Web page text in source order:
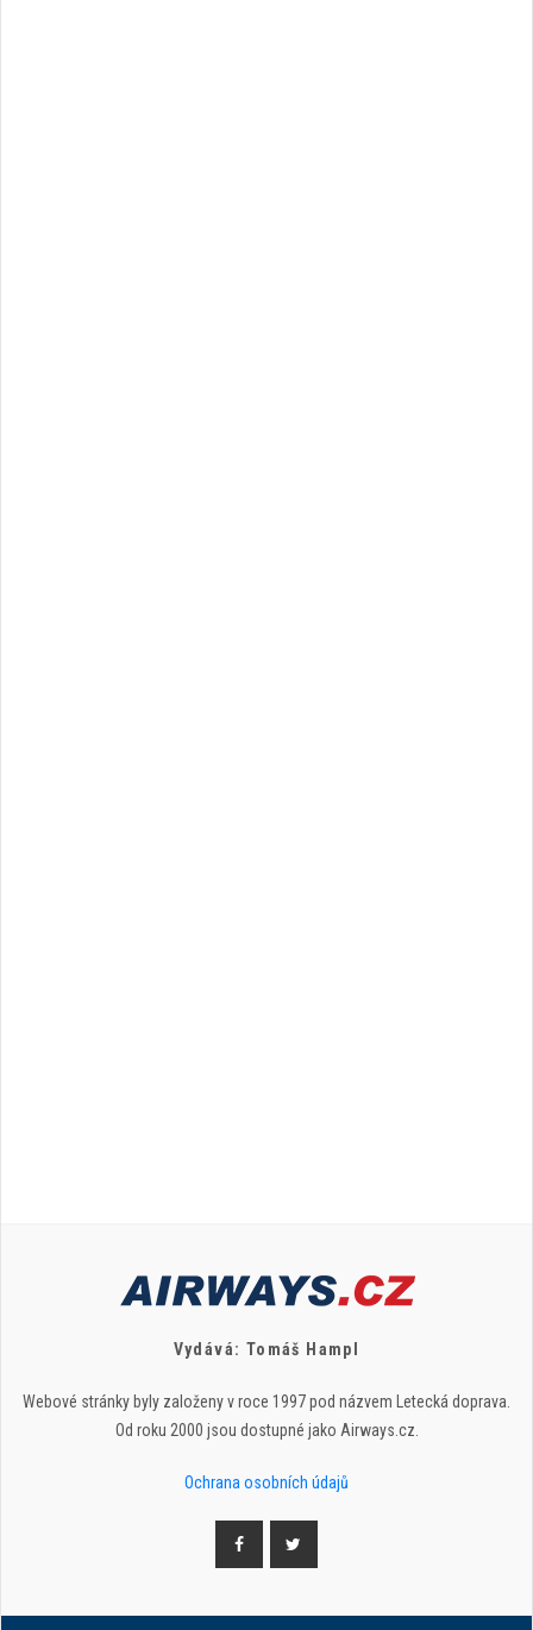
Vydává: Tomáš Hampl
Webové stránky byly založeny v roce 1997 pod názvem Letecká doprava.
Od roku 2000 jsou dostupné jako Airways.cz.
Ochrana osobních údajů